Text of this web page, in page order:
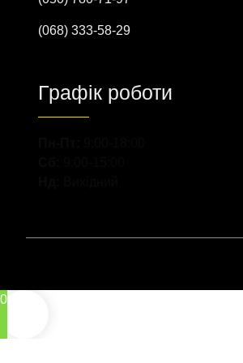
(068) 333-58-29
Графік роботи
0